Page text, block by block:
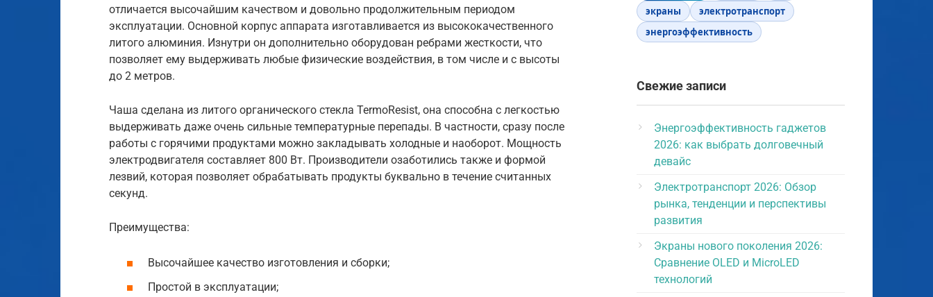
отличается высочайшим качеством и довольно продолжительным периодом
эксплуатации. Основной корпус аппарата изготавливается из высококачественного
литого алюминия. Изнутри он дополнительно оборудован ребрами жесткости, что
позволяет ему выдерживать любые физические воздействия, в том числе и с высоты
до 2 метров.
Чаша сделана из литого органического стекла TermoResist, она способна с легкостью
выдерживать даже очень сильные температурные перепады. В частности, сразу после
работы с горячими продуктами можно закладывать холодные и наоборот. Мощность
электродвигателя составляет 800 Вт. Производители озаботились также и формой
лезвий, которая позволяет обрабатывать продукты буквально в течение считанных
секунд.
Преимущества:
Высочайшее качество изготовления и сборки;
Простой в эксплуатации;
экраны
электротранспорт
энергоэффективность
Свежие записи
Энергоэффективность гаджетов
2026: как выбрать долговечный
девайс
Электротранспорт 2026: Обзор
рынка, тенденции и перспективы
развития
Экраны нового поколения 2026:
Сравнение OLED и MicroLED
технологий